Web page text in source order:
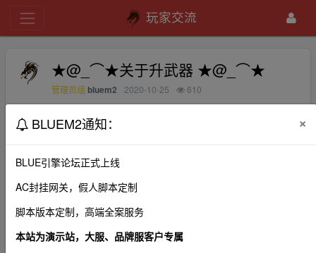
玩家交流
★@_⌒★关于升武器 ★@_⌒★
管理员组 bluem2 2020-10-25 610
没人回答 。。我删了 。自己研究去。靠人不如靠己
关！
2、本站管理有权在不经发布者同意的情况下，根据版规
BLUEM2通知： ×
BLUE引擎论坛正式上线
AC封挂网关，假人脚本定制
脚本版本定制，高端全案服务
本站为演示站，大服、品牌服客户专属